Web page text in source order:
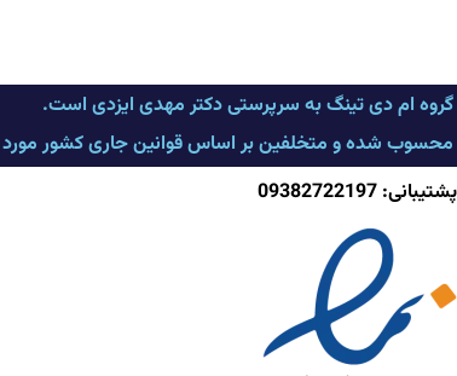
ام دی تینگ به سرپرستی دکتر مهدی ایزدی است.
شده و متخلفین بر اساس قوانین جاری کشور مورد
پشتیبانی: 09382722197